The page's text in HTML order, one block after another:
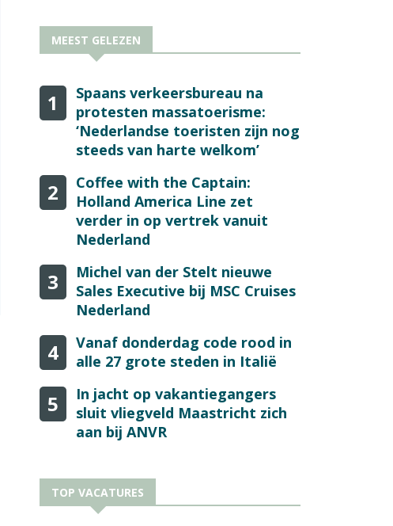
MEEST GELEZEN
1
Spaans verkeersbureau na
protesten massatoerisme:
‘Nederlandse toeristen zijn nog
steeds van harte welkom’
2
Coffee with the Captain:
Holland America Line zet
verder in op vertrek vanuit
Nederland
3
Michel van der Stelt nieuwe
Sales Executive bij MSC Cruises
Nederland
4
Vanaf donderdag code rood in
alle 27 grote steden in Italië
5
In jacht op vakantiegangers
sluit vliegveld Maastricht zich
aan bij ANVR
TOP VACATURES